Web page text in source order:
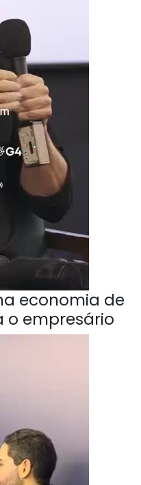
economia de
o empresário